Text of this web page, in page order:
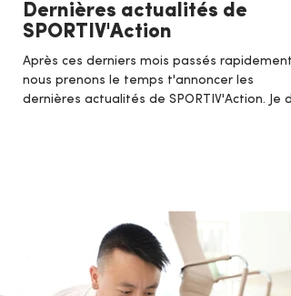
Dernières actualités de
SPORTIV'Action
Après ces derniers mois passés rapidement,
nous prenons le temps t'annoncer les
dernières actualités de SPORTIV'Action. Je